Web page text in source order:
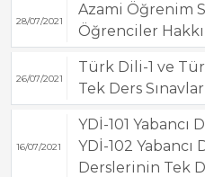
28/07/2021
Azami Öğrenim
Öğrenciler
26/07/2021
Türk Dili-1 ve
Tek Ders
16/07/2021
YDİ-101 Yabancı
YDİ-102 Yabancı
Derslerinin Tek